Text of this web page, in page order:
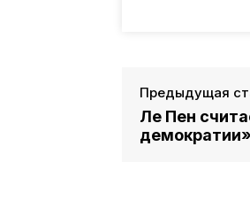
Предыдущая
Ле Пен